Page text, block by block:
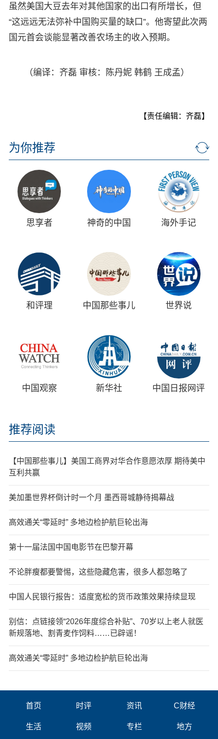
虽然美国大豆去年对其他国家的出口有所增长，但
“这远远无法弥补中国购买量的缺口”。他寄望此次两
国元首会谈能显著改善农场主的收入预期。
（编译：齐磊 审核：陈丹妮 韩鹤 王成孟）
【责任编辑：齐磊】
为你推荐
思享者 神奇的中国 海外手记
和评理 中国那些事儿 世界说
中国观察 新华社 中国日报网评
推荐阅读
【中国那些事儿】美国工商界对华合作意愿浓厚 期待美中
互利共赢
美加墨世界杯倒计时一个月 墨西哥城静待揭幕战
高效通关“零延时” 多地边检护航巨轮出海
第十一届法国中国电影节在巴黎开幕
不论胖瘦都要警惕，这些隐藏危害，很多人都忽略了
中国人民银行报告：适度宽松的货币政策效果持续显现
别信：点链接领“2026年度综合补贴”、70岁以上老人就医
新规落地、割青麦作饲料……已辟谣！
高效通关“零延时” 多地边检护航巨轮出海
首页 时评 资讯 C财经
生活 视频 专栏 地方